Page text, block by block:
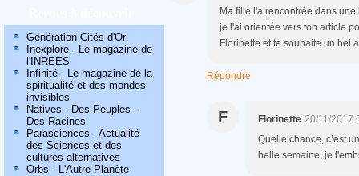
Génération Cités d'Or
Inexploré - Le magazine de
l'INREES
Infinité - Le magazine de la
spiritualité et des mondes
invisibles
Natives - Des Peuples -
Des Racines
Parasciences - Actualité
des Sciences et des
cultures alternatives
Orbs - L'Autre Planète
Ma fille l'a rencontrée dans
je l'ai orientée vers ton article
Florinette et te souhaite un bel
Répondre
F Florinette 20/11/2017
Quelle chance, c’est
belle semaine, je